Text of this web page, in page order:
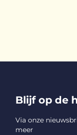
Blijf op de
Via onze
meer